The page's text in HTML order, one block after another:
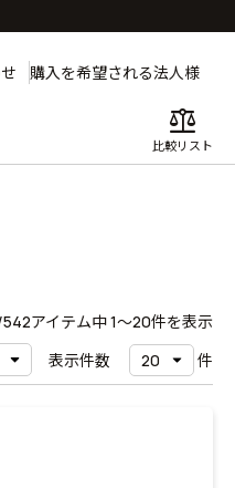
購入を希望される法人様
balance
比較リスト
アイテム中1〜20件を表示
表示件数 件